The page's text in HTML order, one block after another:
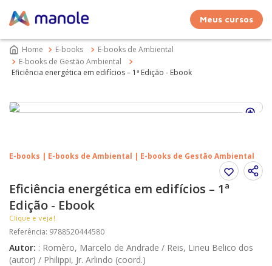
Meus cursos
E-books
E-books de Ambiental
E-books de Gestão Ambiental
Eficiência energética em edifícios – 1ª Edição - Ebook
E-books | E-books de Ambiental | E-books de Gestão Ambiental
Eficiência energética em edifícios – 1ª
Edição - Ebook
Clique e veja!
Referência: 9788520444580
Autor: : Romèro, Marcelo de Andrade / Reis, Lineu Belico dos
(autor) / Philippi, Jr. Arlindo (coord.)